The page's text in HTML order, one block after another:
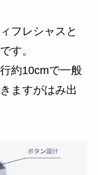
フレシャスと
す。
約10cmで一般
ますがはみ出